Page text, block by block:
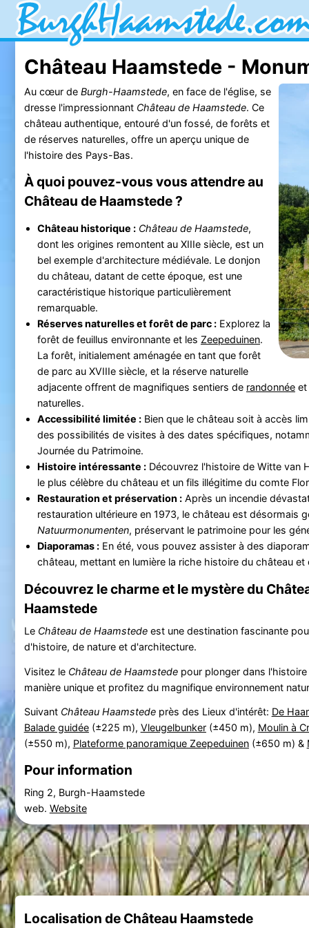
Château Haamstede -
Au cœur de Burgh-Haamstede, en face de l'église, se
dresse l'impressionnant Château de Haamstede. Ce
château authentique, entouré d'un fossé, de forêts et
de réserves naturelles, offre un aperçu unique de
l'histoire des Pays-Bas.
À quoi pouvez-vous vous attendre au
Château de Haamstede ?
Château historique : Château de Haamstede,
dont les origines remontent au XIIIe siècle, est un
bel exemple d'architecture médiévale. Le donjon
du château, datant de cette époque, est une
caractéristique historique particulièrement
remarquable.
Réserves naturelles et forêt de parc :Explorez la
forêt de feuillus environnante et les Zeepeduinen.
La forêt, initialement aménagée en tant que forêt
de parc au XVIIIe siècle, et la réserve naturelle
adjacente offrent de magnifiques sentiers de randonnéeet
naturelles.
Accessibilité limitée :Bien que le château soit à accès
des possibilités de visites à des dates spécifiques,
Journée du Patrimoine.
Histoire intéressante :Découvrez l'histoire de Witte van
le plus célèbre du château et un fils illégitime du comte
Restauration et préservation :Après un incendie
restauration ultérieure en 1973, le château est désormais
Natuurmonumenten, préservant le patrimoine pour les
Diaporamas :En été, vous pouvez assister à des
château, mettant en lumière la riche histoire du château et
Découvrez le charme et le mystère du
Haamstede
Le Château de Haamstedeest une destination fascinante
d'histoire, de nature et d'architecture.
Visitez le Château de Haamstedepour plonger dans
manière unique et profitez du magnifique environnement
Suivant Château Haamstedeprès des Lieux d'intérêt: De
Balade guidée(±225 m), Vleugelbunker(±450 m), Moulin à
(±550 m), Plateforme panoramique Zeepeduinen(±650 m) &
Pour information
Ring 2, Burgh-Haamstede
web. Website
Localisation de Château Haamstede